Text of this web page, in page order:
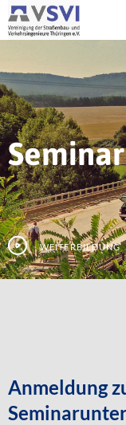
Weiterbildung
Anmeldung